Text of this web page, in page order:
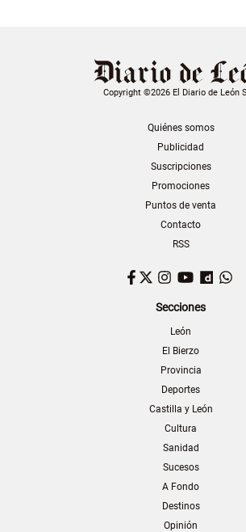
Copyright ©2026 El Diario de León
Quiénes somos
Publicidad
Suscripciones
Promociones
Puntos de venta
Contacto
RSS
Facebook
TwitterInstagram
YouTube
Secciones
León
El Bierzo
Provincia
Deportes
Castilla y León
Cultura
Sanidad
Sucesos
A Fondo
Destinos
Opinión